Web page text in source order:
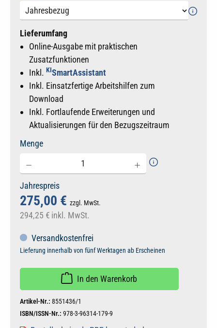
Lieferumfang
Online-Ausgabe mit praktischen
Zusatzfunktionen
Inkl. KISmartAssistant
Inkl. Einsatzfertige Arbeitshilfen zum
Download
Inkl. Fortlaufende Erweiterungen und
Aktualisierungen für den Bezugszeitraum
Menge
Jahrespreis
275,00 € zzgl. MwSt.
294,25 € inkl. MwSt.
Versandkostenfrei
Lieferung innerhalb von fünf Werktagen ab Erscheinen
In den Warenkorb
Artikel-Nr.: 8551436/1
ISBN/ISSN-Nr.: 978-3-96314-179-9